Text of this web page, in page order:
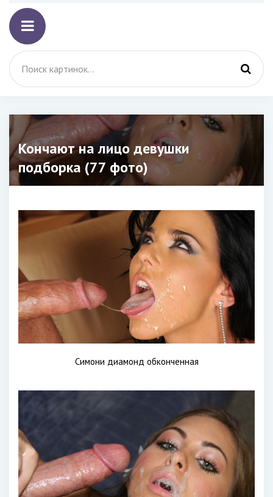
Кончают на лицо девушки
подборка (77 фото)
Симони диамонд обконченная